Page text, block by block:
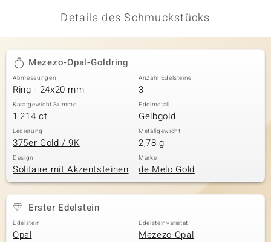
Details des Schmuckstücks
Mezezo-Opal-Goldring
Abmessungen
Ring - 24x20 mm
Anzahl Edelsteine
3
Karatgewicht Summe
1,214 ct
Edelmetall
Gelbgold
Legierung
375er Gold / 9K
Metallgewicht
2,78 g
Design
Solitaire mit Akzentsteinen
Marke
de Melo Gold
Erster Edelstein
Edelstein
Opal
Edelsteinvarietät
Mezezo-Opal